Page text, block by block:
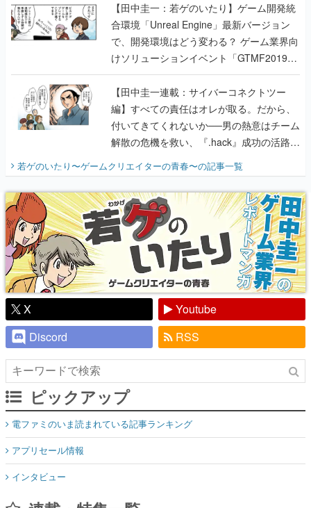
【田中圭一：若ゲのいたり】ゲーム開発統
合環境「Unreal Engine」最新バージョン
で、開発環境はどう変わる？ ゲーム業界向
けソリューションイベント「GTMF2019」
に行って、より理解を深めよう【PR】
【田中圭一連載：サイバーコネクトツー
編】すべての責任はオレが取る。だから、
付いてきてくれないか──男の熱意はチーム
解散の危機を救い、『.hack』成功の活路を
開く。業界の快男児・松山 洋に流れる血は
『少年ジャンプ』色だった【若ゲのいた
り】
若ゲのいたり〜ゲームクリエイターの青春〜の記事一覧
X
Youtube
Discord
RSS
ピックアップ
電ファミのいま読まれている記事ランキング
アプリセール情報
インタビュー